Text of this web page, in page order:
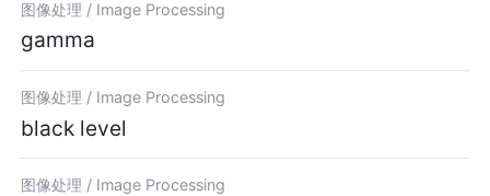
图像处理 / Image Processing
gamma
图像处理 / Image Processing
black level
图像处理 / Image Processing